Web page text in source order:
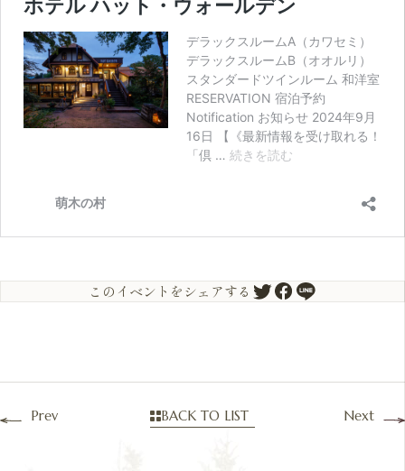
このイベントをシェアする
Prev Next
BACK TO LIST